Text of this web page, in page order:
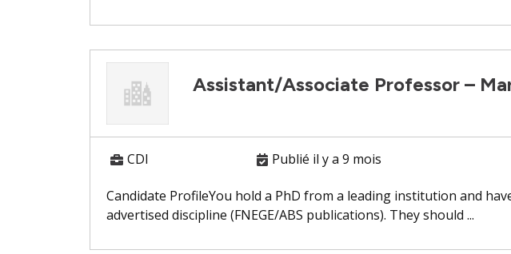
Assistant/Associate Professor –
CDI Publié il y a 9 mois
Candidate ProfileYou hold a PhD from a leading institution and
advertised discipline (FNEGE/ABS publications). They should ...